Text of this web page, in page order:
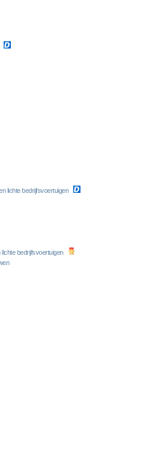
lichte bedrijfsvoertuigen
bedrijfsvoertuigen